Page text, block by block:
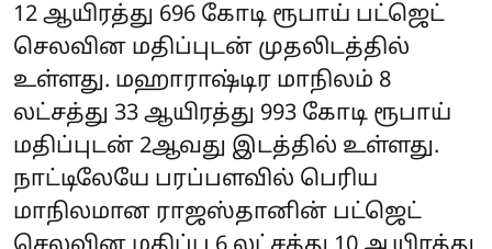
12 ஆயிரத்து 696 கோடி ரூபாய் பட்ஜெட்
செலவின மதிப்புடன் முதலிடத்தில்
உள்ளது. மஹாராஷ்டிர மாநிலம் 8
லட்சத்து 33 ஆயிரத்து 993 கோடி ரூபாய்
மதிப்புடன் 2ஆவது இடத்தில் உள்ளது.
நாட்டிலேயே பரப்பளவில் பெரிய
மாநிலமான ராஜஸ்தானின் பட்ஜெட்